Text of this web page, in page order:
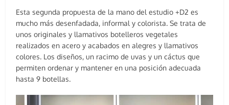
Esta segunda propuesta de la mano del estudio +D2 es
mucho más desenfadada, informal y colorista. Se trata de
unos originales y llamativos botelleros vegetales
realizados en acero y acabados en alegres y llamativos
colores. Los diseños, un racimo de uvas y un cáctus que
permiten ordenar y mantener en una posición adecuada
hasta 9 botellas.